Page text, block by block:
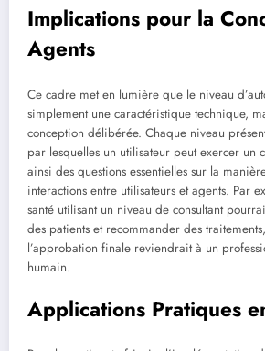
Implications pour la
Agents
Ce cadre met en lumière que le niveau
simplement une caractéristique technique,
conception délibérée. Chaque niveau
par lesquelles un utilisateur peut exercer un
ainsi des questions essentielles sur la
interactions entre utilisateurs et agents. Par
santé utilisant un niveau de consultant
des patients et recommander des
l’approbation finale reviendrait à un
humain.
Applications Pratiques